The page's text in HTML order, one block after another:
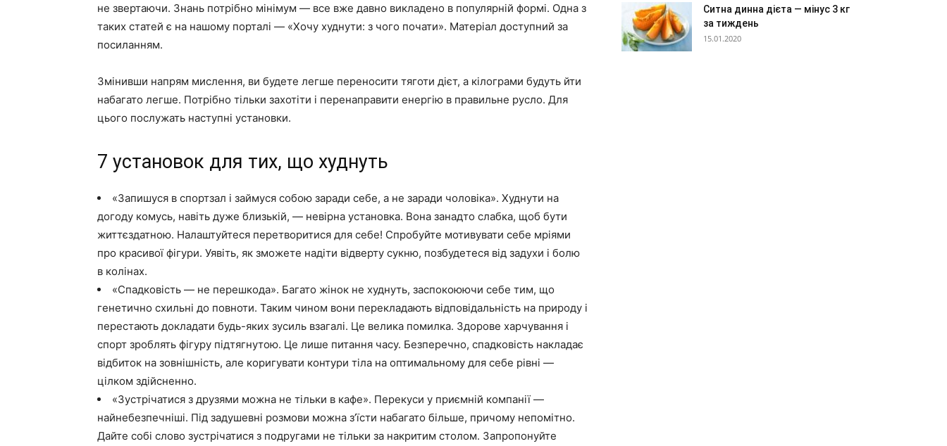
не звертаючи. Знань потрібно мінімум — все вже давно викладено в популярній формі. Одна з
таких статей є на нашому порталі — «Хочу худнути: з чого почати». Матеріал доступний за
посиланням.
Змінивши напрям мислення, ви будете легше переносити тяготи дієт, а кілограми будуть йти
набагато легше. Потрібно тільки захотіти і перенаправити енергію в правильне русло. Для
цього послужать наступні установки.
7 установок для тих, що худнуть
«Запишуся в спортзал і займуся собою заради себе, а не заради чоловіка». Худнути на
догоду комусь, навіть дуже близькій, — невірна установка. Вона занадто слабка, щоб бути
життєздатною. Налаштуйтеся перетворитися для себе! Спробуйте мотивувати себе мріями
про красивої фігури. Уявіть, як зможете надіти відверту сукню, позбудетеся від задухи і болю
в колінах.
«Спадковість — не перешкода». Багато жінок не худнуть, заспокоюючи себе тим, що
генетично схильні до повноти. Таким чином вони перекладають відповідальність на природу і
перестають докладати будь-яких зусиль взагалі. Це велика помилка. Здорове харчування і
спорт зроблять фігуру підтягнутою. Це лише питання часу. Безперечно, спадковість накладає
відбиток на зовнішність, але коригувати контури тіла на оптимальному для себе рівні —
цілком здійсненно.
«Зустрічатися з друзями можна не тільки в кафе». Перекуси у приємній компанії —
найнебезпечніші. Під задушевні розмови можна з’їсти набагато більше, причому непомітно.
Дайте собі слово зустрічатися з подругами не тільки за накритим столом. Запропонуйте
Ситна динна дієта — мінус 3 кг
за тиждень
15.01.2020